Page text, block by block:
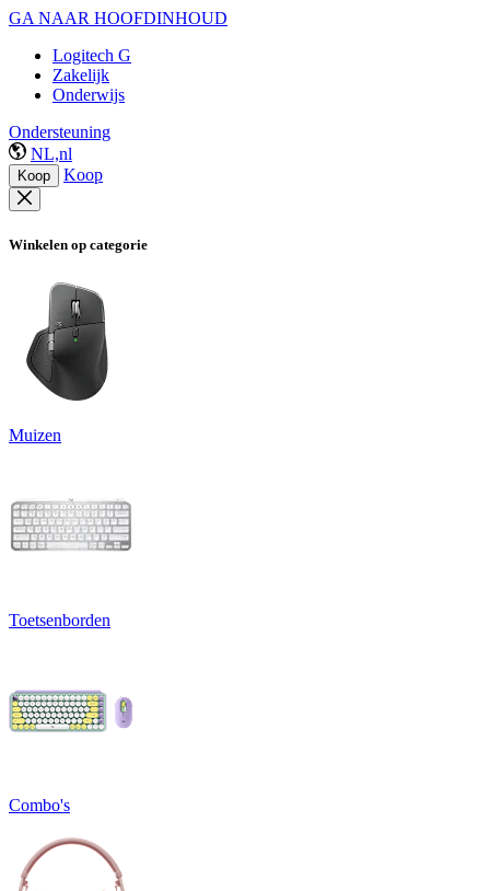
GA NAAR HOOFDINHOUD
Logitech G
Zakelijk
Onderwijs
Ondersteuning
NL,nl
Koop Koop
Winkelen op categorie
Muizen
Toetsenborden
Combo's